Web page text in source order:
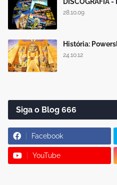
28.10.09
História:
24.10.12
Siga o Blog 666
Facebook
YouTube